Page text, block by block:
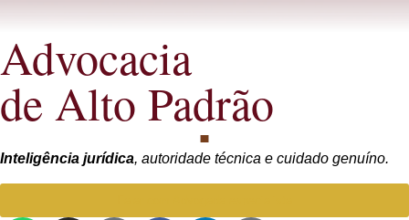
Advocacia
de Alto Padrão
Inteligência jurídica, autoridade técnica e cuidado genuíno.